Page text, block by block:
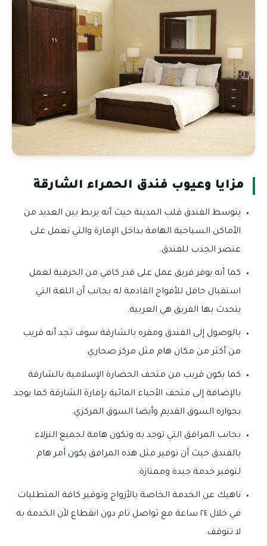
مزايا وعيوب فندق الحمراء الشارقة
يتوسط الفندق قلب المدينة حيث أنه يربط بين العديد من
الأماكن السياحية الهامة بداخل الإمارة والتي تعمل على
عنصر الجذب للفندق.
كما أنه يوفر فريق عمل على قدر كافي من الحرفية لعمل
استقبال حافل للأفواج القادمة له بجانب أن اللغة التي
يتحدث بها الفريق هي العربية.
بالوصول إلى الفندق ومقره بالشارقة سوف تجد أنه قريب
من أكثر من مكان هام مثل مركز صحاري.
كما يكون قريب من متحف الحضارة الإسلامية بالشارقة
بالإضافة إلى متحف الأحياء المائية بإمارة الشارقة كما يوجد
بجواره السوق القديم وأيضا السوق المركزي.
بجانب المرافق التي توجد به وتكون هامة لجميع النزلاء
بالفندق حيث أن توفير مثل هذه المرافق يكون أمر هام
لتوفير خدمة جيدة وممتازة.
ناهيك عن الخدمة الخاصة بالأزواج وتوفير كافة المتطلبات
في خلال ٢٤ ساعة مع تواصل تام دون انقطاع لأن الخدمة به
لا تتوقف.